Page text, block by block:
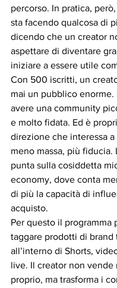
percorso. In pratica,
sta facendo qualcosa di
dicendo che un creator
aspettare di diventare
iniziare a essere utile
Con 500 iscritti, un
mai un pubblico enorme.
avere una community
e molto fidata. Ed è
direzione che interessa a
meno massa, più fiducia.
punta sulla cosiddetta
economy, dove conta
di più la capacità di
acquisto.
Per questo il programma
taggare prodotti di brand
all’interno di Shorts,
live. Il creator non vende
proprio, ma trasforma i